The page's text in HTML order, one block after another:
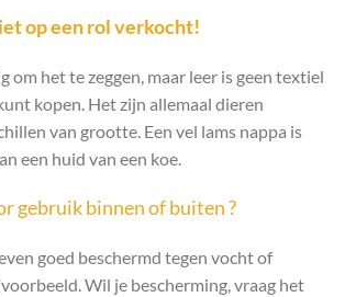
op een rol verkocht!
om het te zeggen, maar leer is geen textiel
kopen. Het zijn allemaal dieren
van grootte. Een vel lams nappa is
een huid van een koe.
gebruik binnen of buiten ?
goed beschermd tegen vocht of
Wil je bescherming, vraag het